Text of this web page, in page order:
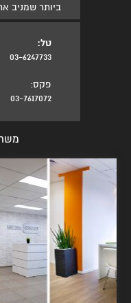
ביותר שמניב
טל:
03-6247733
פקס:
03-7617072